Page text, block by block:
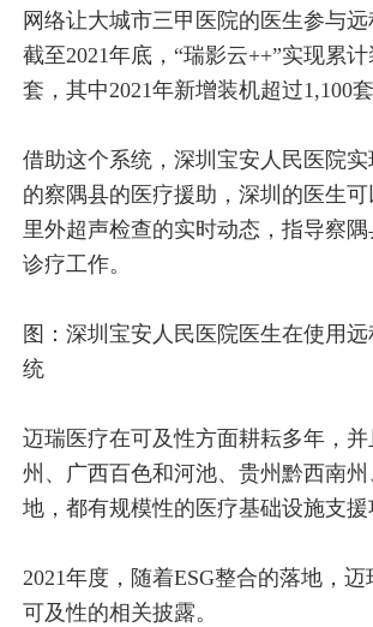
网络让大城市三甲医院的医生参与远
截至2021年底，“瑞影云++”实现累
套，其中2021年新增装机超过1,100套
借助这个系统，深圳宝安人民医院
的察隅县的医疗援助，深圳的医生可
里外超声检查的实时动态，指导察
诊疗工作。
图：深圳宝安人民医院医生在使用
统
迈瑞医疗在可及性方面耕耘多年，
州、广西百色和河池、贵州黔西南
地，都有规模性的医疗基础设施支援
2021年度，随着ESG整合的落地，
可及性的相关披露。